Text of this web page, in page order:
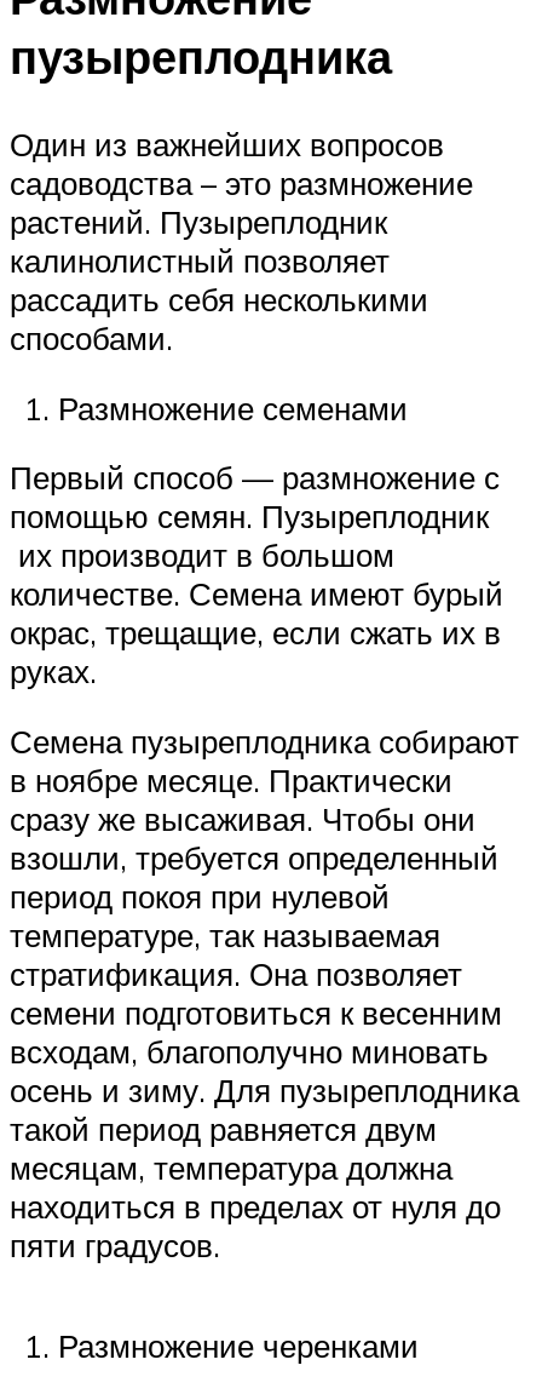
пузыреплодника
Один из важнейших вопросов
садоводства – это размножение
растений. Пузыреплодник
калинолистный позволяет
рассадить себя несколькими
способами.
Размножение семенами
Первый способ — размножение с
помощью семян. Пузыреплодник
их производит в большом
количестве. Семена имеют бурый
окрас, трещащие, если сжать их в
руках.
Семена пузыреплодника собирают
в ноябре месяце. Практически
сразу же высаживая. Чтобы они
взошли, требуется определенный
период покоя при нулевой
температуре, так называемая
стратификация. Она позволяет
семени подготовиться к весенним
всходам, благополучно миновать
осень и зиму. Для пузыреплодника
такой период равняется двум
месяцам, температура должна
находиться в пределах от нуля до
пяти градусов.
Размножение черенками